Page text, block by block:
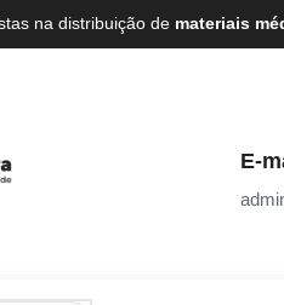
na distribuição de materiais
E-